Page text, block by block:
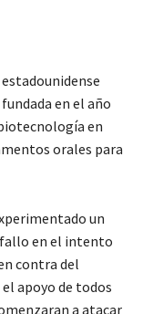
en el año
en
orales para
un
en el intento
contra del
apoyo de todos
a atacar